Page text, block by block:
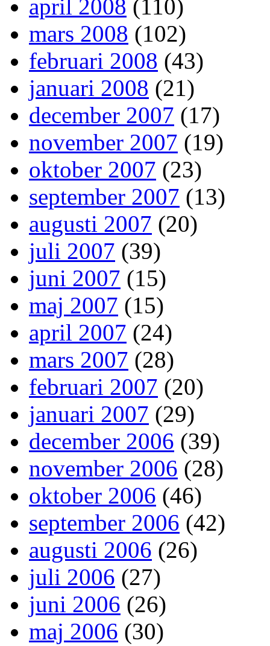
april 2008 (110)
mars 2008 (102)
februari 2008 (43)
januari 2008 (21)
december 2007 (17)
november 2007 (19)
oktober 2007 (23)
september 2007 (13)
augusti 2007 (20)
juli 2007 (39)
juni 2007 (15)
maj 2007 (15)
april 2007 (24)
mars 2007 (28)
februari 2007 (20)
januari 2007 (29)
december 2006 (39)
november 2006 (28)
oktober 2006 (46)
september 2006 (42)
augusti 2006 (26)
juli 2006 (27)
juni 2006 (26)
maj 2006 (30)